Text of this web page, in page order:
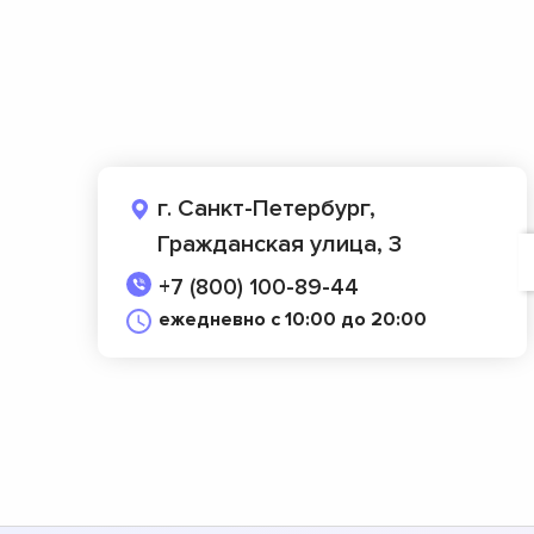
г. Санкт-Петербург,
Гражданская улица, 3
+7 (800) 100-89-44
ежедневно с 10:00 до 20:00